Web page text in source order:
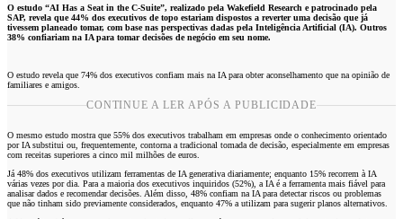
Ouvir este artigo
O estudo “AI Has a Seat in the C-Suite”, realizado pela Wakefield Research e patrocinado pela
SAP, revela que 44% dos executivos de topo estariam dispostos a reverter uma decisão que já
tivessem planeado tomar, com base nas perspectivas dadas pela Inteligência Artificial (IA). Outros
38% confiariam na IA para tomar decisões de negócio em seu nome.
O estudo revela que 74% dos executivos confiam mais na IA para obter aconselhamento que na opinião de
familiares e amigos.
CONTINUE A LER APÓS A PUBLICIDADE
O mesmo estudo mostra que 55% dos executivos trabalham em empresas onde o conhecimento orientado
por IA substitui ou, frequentemente, contorna a tradicional tomada de decisão, especialmente em empresas
com receitas superiores a cinco mil milhões de euros.
Já 48% dos executivos utilizam ferramentas de IA generativa diariamente; enquanto 15% recorrem à IA
várias vezes por dia. Para a maioria dos executivos inquiridos (52%), a IA é a ferramenta mais fiável para
analisar dados e recomendar decisões. Além disso, 48% confiam na IA para detectar riscos ou problemas
que não tinham sido previamente considerados, enquanto 47% a utilizam para sugerir planos alternativos.